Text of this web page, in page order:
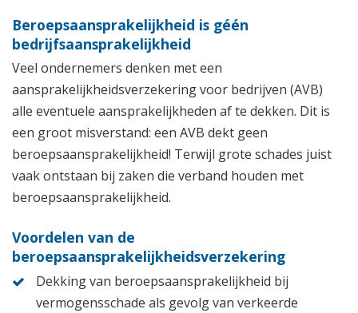
Beroepsaansprakelijkheid is géén
bedrijfsaansprakelijkheid
Veel ondernemers denken met een
aansprakelijkheidsverzekering voor bedrijven (AVB)
alle eventuele aansprakelijkheden af te dekken. Dit is
een groot misverstand: een AVB dekt geen
beroepsaansprakelijkheid! Terwijl grote schades juist
vaak ontstaan bij zaken die verband houden met
beroepsaansprakelijkheid.
Voordelen van de
beroepsaansprakelijkheidsverzekering
Dekking van beroepsaansprakelijkheid bij
vermogensschade als gevolg van verkeerde